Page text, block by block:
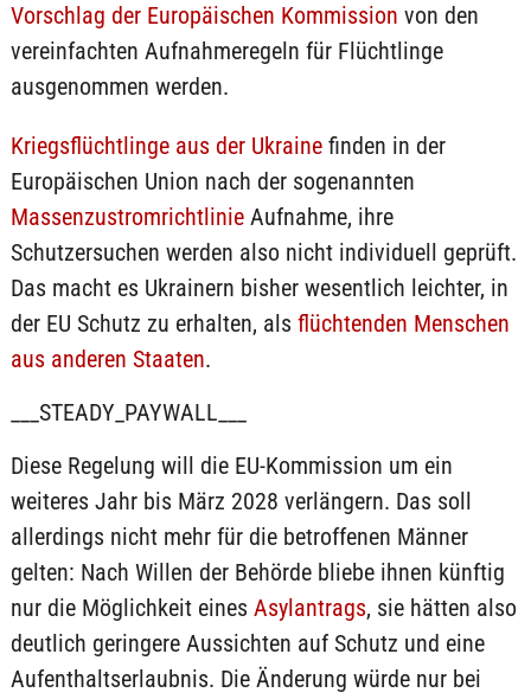
Vorschlag der Europäischen Kommission von den
vereinfachten Aufnahmeregeln für Flüchtlinge
ausgenommen werden.
Kriegsflüchtlinge aus der Ukrainefinden in der
Europäischen Union nach der sogenannten
MassenzustromrichtlinieAufnahme, ihre
Schutzersuchen werden also nicht individuell geprüft.
Das macht es Ukrainern bisher wesentlich leichter, in
der EU Schutz zu erhalten, als flüchtenden Menschen
aus anderen Staaten.
___STEADY_PAYWALL___
Diese Regelung will die EU-Kommission um ein
weiteres Jahr bis März 2028 verlängern. Das soll
allerdings nicht mehr für die betroffenen Männer
gelten: Nach Willen der Behörde bliebe ihnen künftig
nur die Möglichkeit eines Asylantrags, sie hätten also
deutlich geringere Aussichten auf Schutz und eine
Aufenthaltserlaubnis. Die Änderung würde nur bei